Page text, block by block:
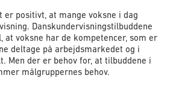
er positivt, at mange voksne i dag
Danskundervisningstilbuddene
at voksne har de kompetencer, som er
deltage på arbejdsmarkedet og i
Men der er behov for, at tilbuddene i
målgruppernes behov.